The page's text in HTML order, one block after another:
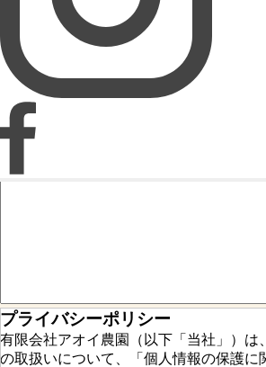
お名前（カナ）
電話番号
メールアドレス
プライバシーポリシー
有限会社アオイ農園（以下「当社」）は
の取扱いについて、「個人情報の保護に